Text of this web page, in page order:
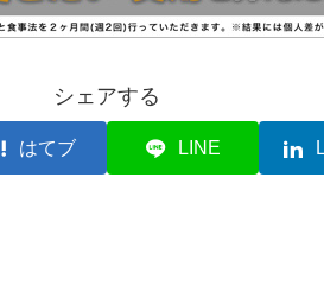
シェアする
はてブ LINE